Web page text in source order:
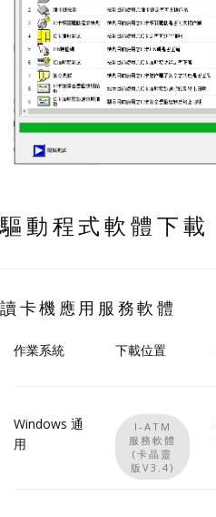
驅動程式軟體下載
讀卡機應用服務軟體
作業系統 下載位置
Windows 通
用
I-ATM
服務軟體
(卡晶靈
版V3.4)